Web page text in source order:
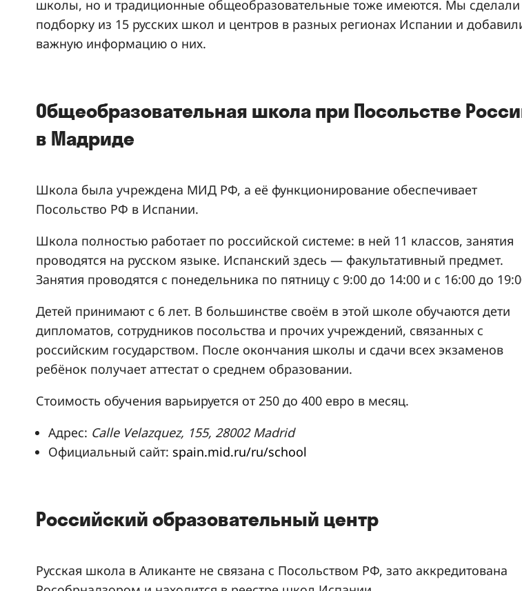
школы, но и традиционные общеобразовательные тоже имеются. Мы сделали
подборку из 15 русских школ и центров в разных регионах Испании и
важную информацию о них.
Общеобразовательная школа при Посольстве
в Мадриде
Школа была учреждена МИД РФ, а её функционирование обеспечивает
Посольство РФ в Испании.
Школа полностью работает по российской системе: в ней 11 классов, занятия
проводятся на русском языке. Испанский здесь — факультативный предмет.
Занятия проводятся с понедельника по пятницу с 9:00 до 14:00 и с 16:00 до
Детей принимают с 6 лет. В большинстве своём в этой школе обучаются дети
дипломатов, сотрудников посольства и прочих учреждений, связанных с
российским государством. После окончания школы и сдачи всех экзаменов
ребёнок получает аттестат о среднем образовании.
Стоимость обучения варьируется от 250 до 400 евро в месяц.
Адрес: Calle Velazquez, 155, 28002 Madrid
Официальный сайт: spain.mid.ru/ru/school
Российский образовательный центр
Русская школа в Аликанте не связана с Посольством РФ, зато аккредитована